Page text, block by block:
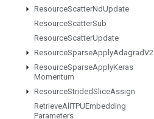
ResourceScatterNdUpdate
ResourceScatterSub
ResourceScatterUpdate
ResourceSparseApplyAdagradV2
ResourceSparseApplyKeras
Momentum
ResourceStridedSliceAssign
RetrieveAll TPUEmbedding
Parameters